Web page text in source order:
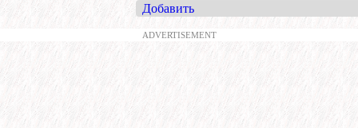
Добавить
ADVERTISEMENT